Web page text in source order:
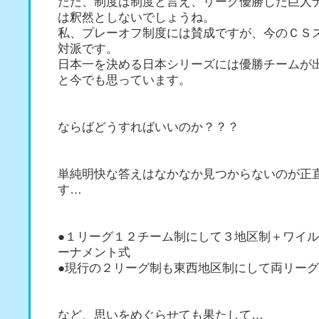
は釈然としないでしょうね。
私、プレーオフ制度には賛成ですが、今のＣＳ
対派です。
日本一を決める日本シリーズには優勝チームが
と今でも思っています。
ならばどうすればいいのか？？？
単純明快な答えはなかなか見つからないのが正
す…
●１リーグ１２チーム制にして３地区制＋ワイ
ーナメント式
●現行の２リーグ制も東西地区制にして両リー
など、思いをめぐらせても果たして…